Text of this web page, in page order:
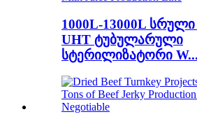
1000L-13000L
UHT ტუბულარული
სტერილიზატორი W...